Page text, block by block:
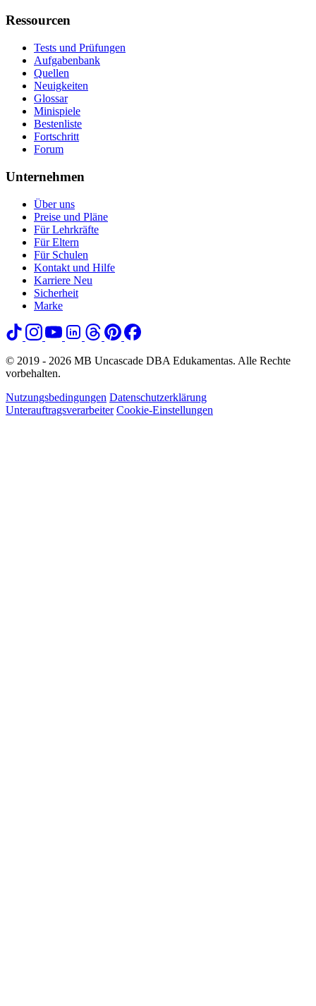
Ressourcen
Tests und Prüfungen
Aufgabenbank
Quellen
Neuigkeiten
Glossar
Minispiele
Bestenliste
Fortschritt
Forum
Unternehmen
Über uns
Preise und Pläne
Für Lehrkräfte
Für Eltern
Für Schulen
Kontakt und Hilfe
Karriere Neu
Sicherheit
Marke
© 2019 - 2026 MB Uncascade DBA Edukamentas. Alle Rechte
vorbehalten.
Nutzungsbedingungen Datenschutzerklärung
Unterauftragsverarbeiter Cookie-Einstellungen